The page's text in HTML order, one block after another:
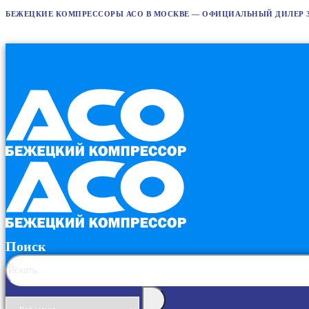
БЕЖЕЦКИЕ КОМПРЕССОРЫ АСО В МОСКВЕ — ОФИЦИАЛЬНЫЙ ДИЛЕР
Поиск